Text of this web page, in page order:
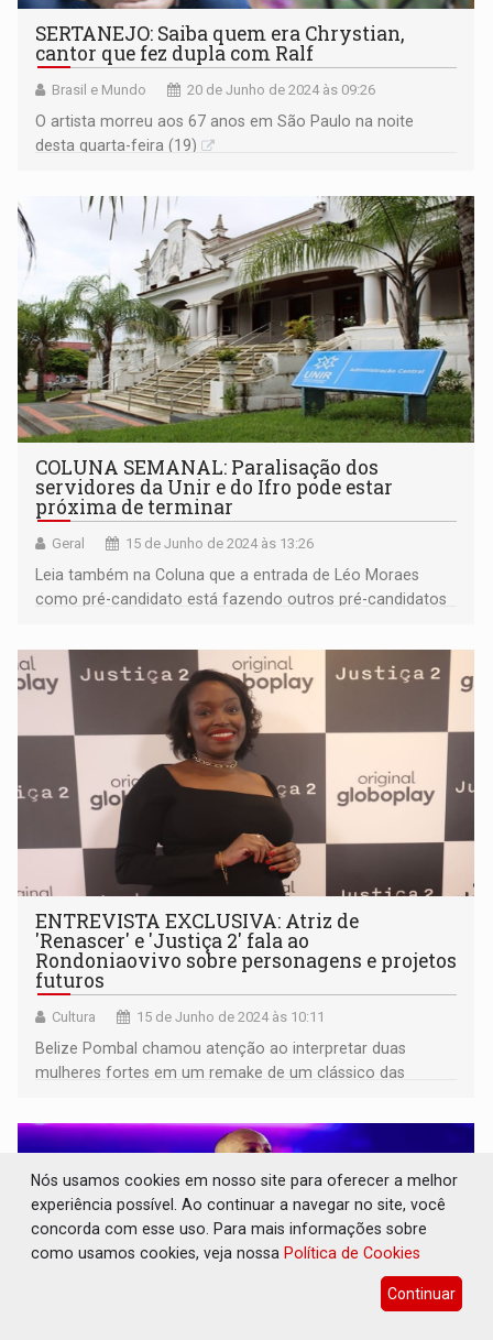
SERTANEJO: Saiba quem era Chrystian,
cantor que fez dupla com Ralf
Brasil e Mundo 20 de Junho de 2024 às 09:26
O artista morreu aos 67 anos em São Paulo na noite
desta quarta-feira (19)
COLUNA SEMANAL: Paralisação dos
servidores da Unir e do Ifro pode estar
próxima de terminar
Geral 15 de Junho de 2024 às 13:26
Leia também na Coluna que a entrada de Léo Moraes
como pré-candidato está fazendo outros pré-candidatos
precisa orientar pessoal que faz a segurança das lojas; e
muito mais
ENTREVISTA EXCLUSIVA: Atriz de
'Renascer' e 'Justiça 2' fala ao
Rondoniaovivo sobre personagens e projetos
futuros
Cultura 15 de Junho de 2024 às 10:11
Belize Pombal chamou atenção ao interpretar duas
mulheres fortes em um remake de um clássico das
brasileiras
Nós usamos cookies em nosso site para oferecer a melhor
experiência possível. Ao continuar a navegar no site, você
concorda com esse uso. Para mais informações sobre
como usamos cookies, veja nossa Política de Cookies
Continuar